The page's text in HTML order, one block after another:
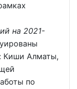
на 2021-
Киши Алматы,
по